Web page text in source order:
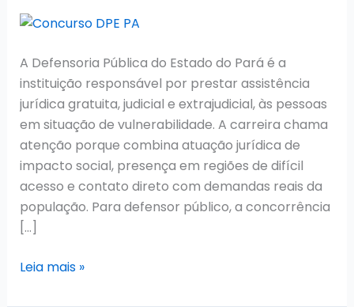
A Defensoria Pública do Estado do Pará é a
instituição responsável por prestar assistência
jurídica gratuita, judicial e extrajudicial, às pessoas
em situação de vulnerabilidade. A carreira chama
atenção porque combina atuação jurídica de
impacto social, presença em regiões de difícil
acesso e contato direto com demandas reais da
população. Para defensor público, a concorrência
[…]
Concurso
Leia mais »